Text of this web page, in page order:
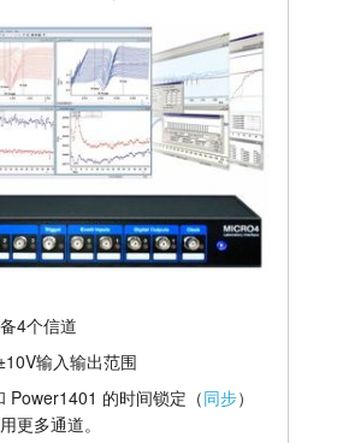
4个信道
输入输出范围
Power1401 的时间锁定（同步）
更多通道。